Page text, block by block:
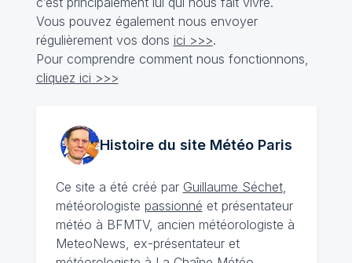
Vous pouvez également nous envoyer
régulièrement vos dons ici >>>.
Pour comprendre comment nous fonctionnons,
cliquez ici >>>
Histoire du site MétéoParis
Ce site a été créé par Guillaume Séchet,
météorologiste passionné et présentateur
météo à BFMTV, ancien météorologiste à
MeteoNews, ex-présentateur et